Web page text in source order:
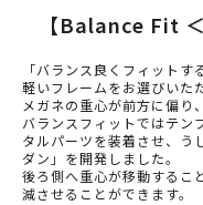
【Balance Fit
「バランス良くフィットす
軽いフレームをお選びいた
メガネの重心が前方に偏り
バランスフィットではテン
タルパーツを装着させ、う
ダン」を開発しました。
後ろ側へ重心が移動するこ
減させることができます。